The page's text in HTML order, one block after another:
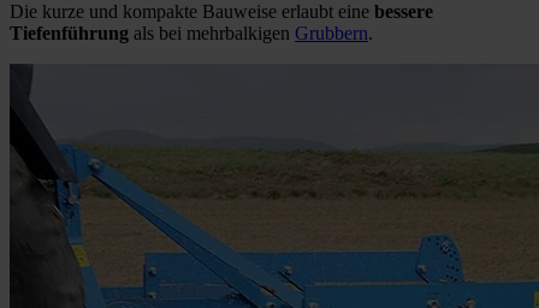
Die kurze und kompakte Bauweise erlaubt eine bessere
Tiefenführung als bei mehrbalkigen Grubbern.